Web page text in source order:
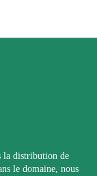
la distribution de
le domaine, nous